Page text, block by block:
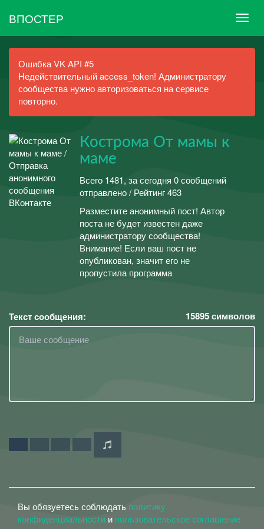
ВПОСТЕР
Ошибка VK API #5
Недействительный access_token! Администратору
сообщества нужно авторизоваться на сервисе
повторно.
Кострома От мамы к
маме
Всего 1481, за сегодня 0 сообщений
отправлено / Рейтинг 463
Разместите анонимный пост! Автор
поста не будет известен даже
администратору сообщества!
Внимание! Если ваш пост не
опубликован, значит его не
пропустила программа
Текст сообщения: 15895символов
Вы обязуетесь соблюдать политику
конфиденциальности и пользовательское соглашение